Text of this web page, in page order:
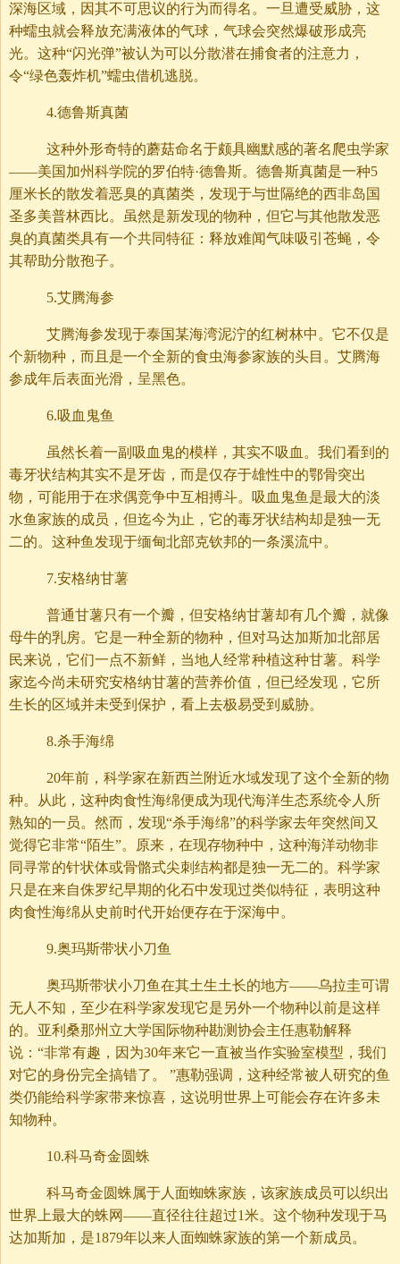
深海区域，因其不可思议的行为而得名。一旦遭受威胁，这
种蠕虫就会释放充满液体的气球，气球会突然爆破形成亮
光。这种“闪光弹”被认为可以分散潜在捕食者的注意力，
令“绿色轰炸机”蠕虫借机逃脱。
4.德鲁斯真菌
这种外形奇特的蘑菇命名于颇具幽默感的著名爬虫学家
——美国加州科学院的罗伯特·德鲁斯。德鲁斯真菌是一种5
厘米长的散发着恶臭的真菌类，发现于与世隔绝的西非岛国
圣多美普林西比。虽然是新发现的物种，但它与其他散发恶
臭的真菌类具有一个共同特征：释放难闻气味吸引苍蝇，令
其帮助分散孢子。
5.艾腾海参
艾腾海参发现于泰国某海湾泥泞的红树林中。它不仅是
个新物种，而且是一个全新的食虫海参家族的头目。艾腾海
参成年后表面光滑，呈黑色。
6.吸血鬼鱼
虽然长着一副吸血鬼的模样，其实不吸血。我们看到的
毒牙状结构其实不是牙齿，而是仅存于雄性中的鄂骨突出
物，可能用于在求偶竞争中互相搏斗。吸血鬼鱼是最大的淡
水鱼家族的成员，但迄今为止，它的毒牙状结构却是独一无
二的。这种鱼发现于缅甸北部克钦邦的一条溪流中。
7.安格纳甘薯
普通甘薯只有一个瓣，但安格纳甘薯却有几个瓣，就像
母牛的乳房。它是一种全新的物种，但对马达加斯加北部居
民来说，它们一点不新鲜，当地人经常种植这种甘薯。科学
家迄今尚未研究安格纳甘薯的营养价值，但已经发现，它所
生长的区域并未受到保护，看上去极易受到威胁。
8.杀手海绵
20年前，科学家在新西兰附近水域发现了这个全新的物
种。从此，这种肉食性海绵便成为现代海洋生态系统令人所
熟知的一员。然而，发现“杀手海绵”的科学家去年突然间又
觉得它非常“陌生”。原来，在现存物种中，这种海洋动物非
同寻常的针状体或骨骼式尖刺结构都是独一无二的。科学家
只是在来自侏罗纪早期的化石中发现过类似特征，表明这种
肉食性海绵从史前时代开始便存在于深海中。
9.奥玛斯带状小刀鱼
奥玛斯带状小刀鱼在其土生土长的地方——乌拉圭可谓
无人不知，至少在科学家发现它是另外一个物种以前是这样
的。亚利桑那州立大学国际物种勘测协会主任惠勒解释
说：“非常有趣，因为30年来它一直被当作实验室模型，我们
对它的身份完全搞错了。 ”惠勒强调，这种经常被人研究的鱼
类仍能给科学家带来惊喜，这说明世界上可能会存在许多未
知物种。
10.科马奇金圆蛛
科马奇金圆蛛属于人面蜘蛛家族，该家族成员可以织出
世界上最大的蛛网——直径往往超过1米。这个物种发现于马
达加斯加，是1879年以来人面蜘蛛家族的第一个新成员。